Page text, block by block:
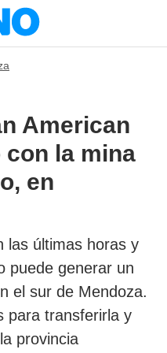
American
con la mina
en
las últimas horas y
puede generar un
el sur de Mendoza.
para transferirla y
provincia